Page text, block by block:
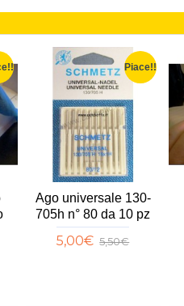
Piace!!
Ago universale 130-
705h n° 80 da 10 pz
5,00€ 5,50€